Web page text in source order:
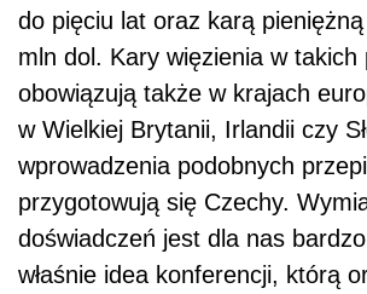
do pięciu lat oraz karą
mln dol. Kary więzienia w takich
obowiązują także w krajach
w Wielkiej Brytanii, Irlandii czy
wprowadzenia podobnych
przygotowują się Czechy.
doświadczeń jest dla nas
właśnie idea konferencji, którą